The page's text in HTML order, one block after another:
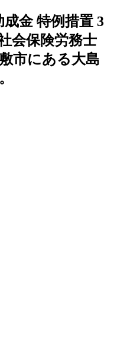
金 特例措置 3
会保険労務士
市にある大島